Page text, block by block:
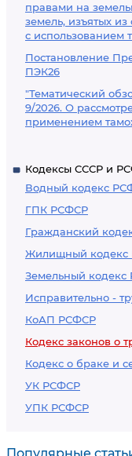
правами на
земель, изъятых
с использованием
Постановление
ПЭК26
"Тематический
9/2026. О
применением
Кодексы СССР и
Водный кодекс
ГПК РСФСР
Гражданский
Жилищный
Земельный
Исправительно -
КоАП РСФСР
Кодекс законов о
Кодекс о браке и
УК РСФСР
УПК РСФСР